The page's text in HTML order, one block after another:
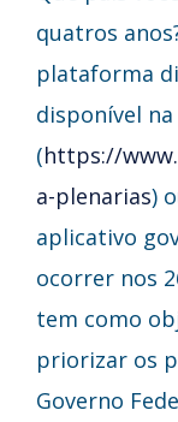
quatros
plataforma
disponível
(https://
a-plenarias)
aplicativo
ocorrer nos
tem como
priorizar os
Governo